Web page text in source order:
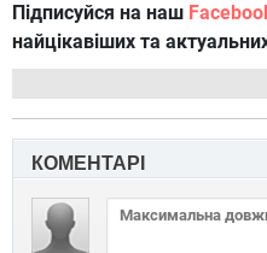
Підписуйся на наш
найцікавіших та
КОМЕНТАРІ